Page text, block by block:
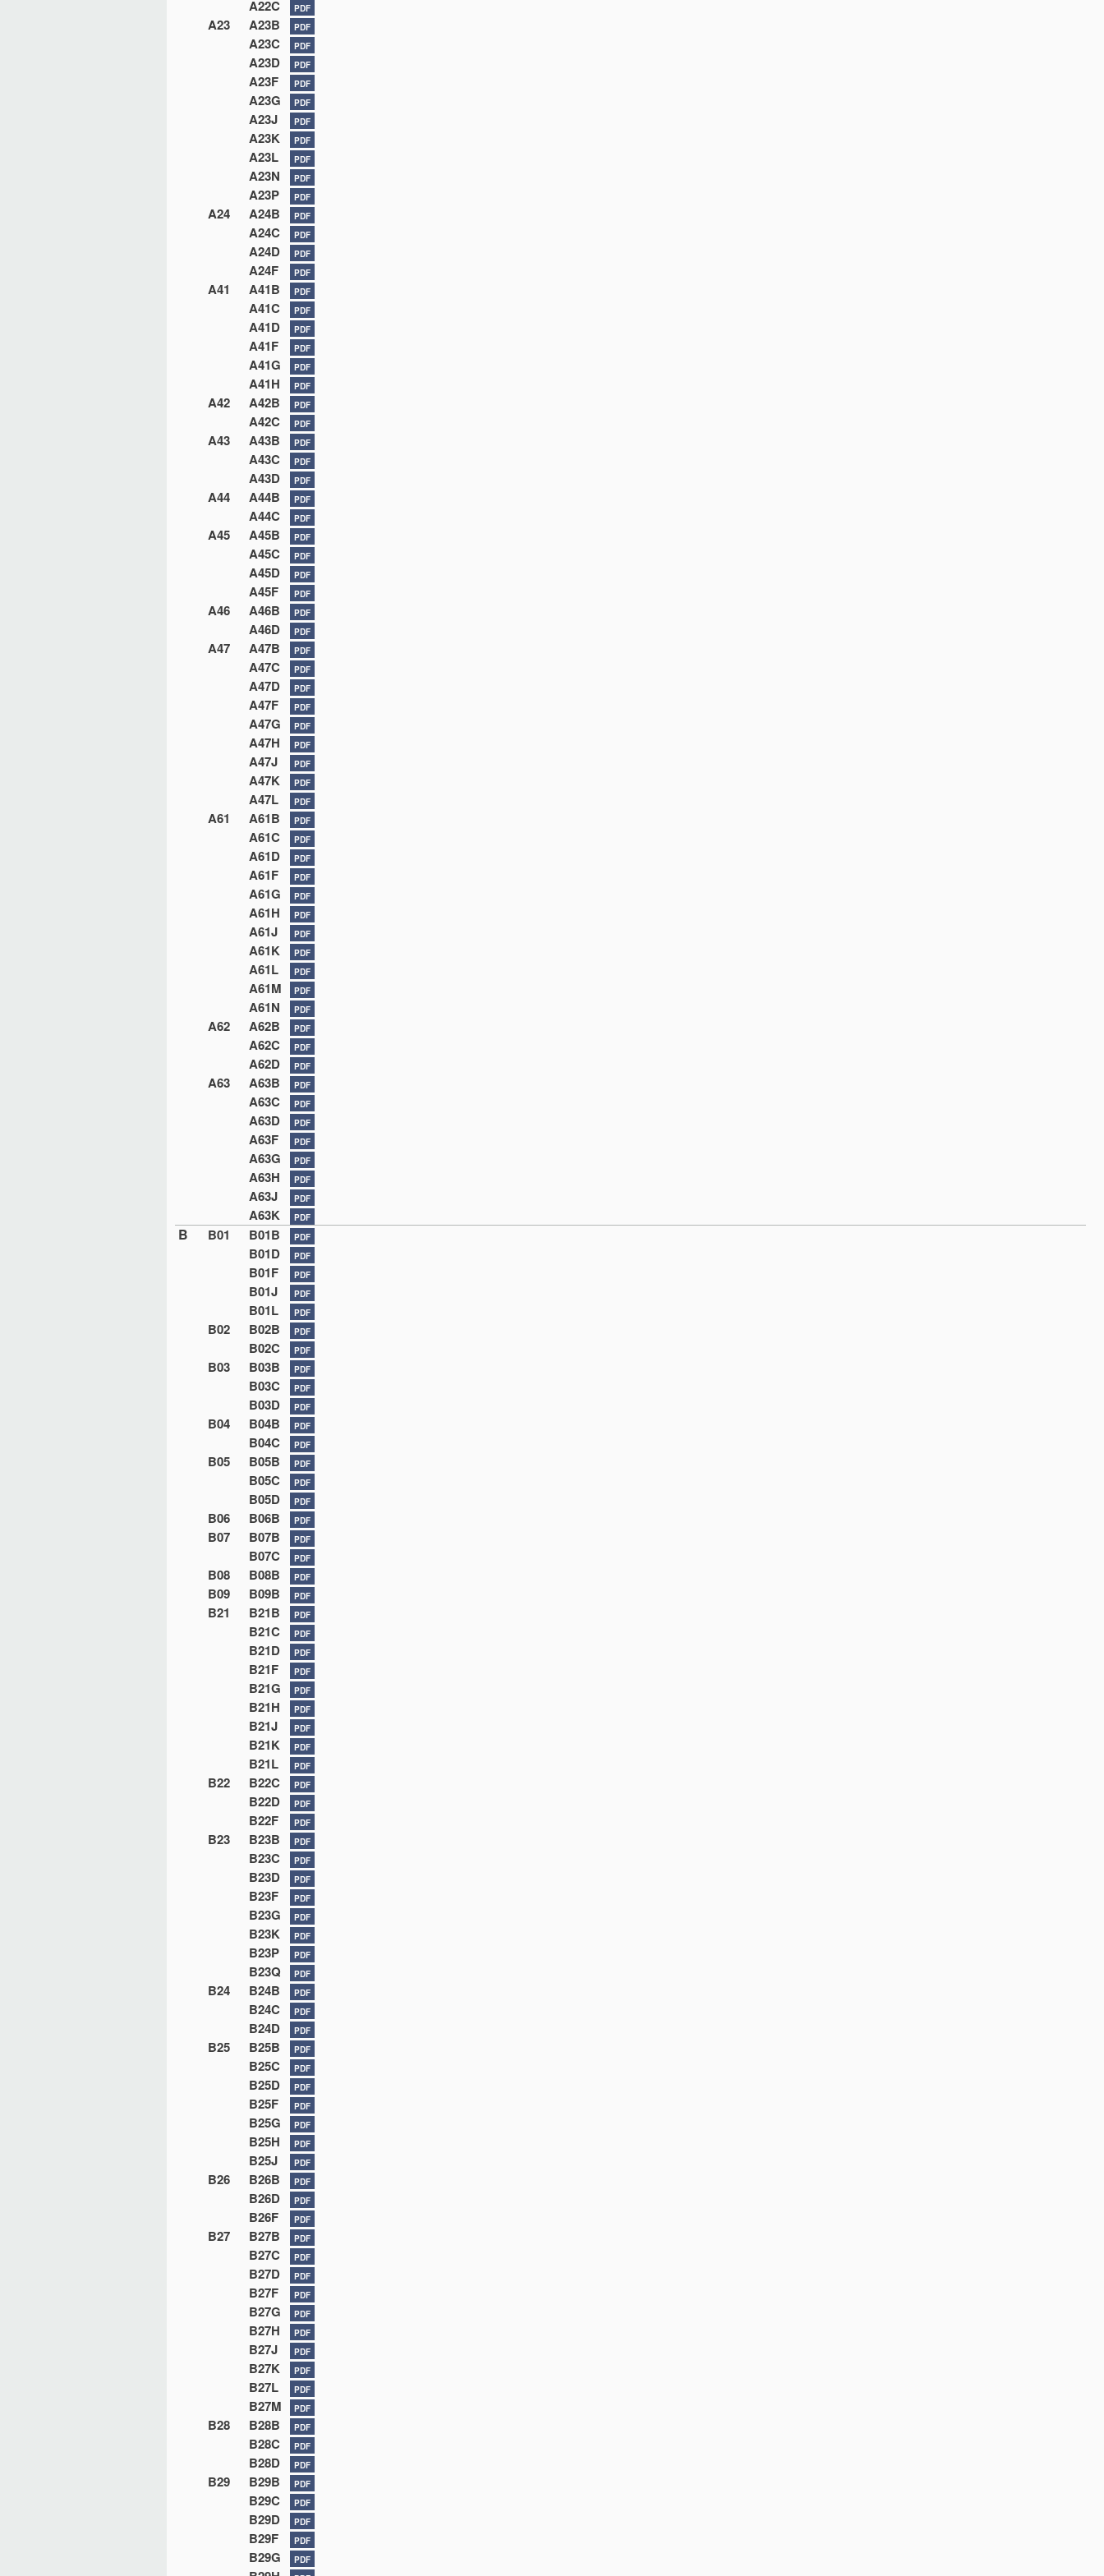
A22C PDF
A23 A23B PDF
A23C PDF
A23D PDF
A23F PDF
A23G PDF
A23J PDF
A23K PDF
A23L PDF
A23N PDF
A23P PDF
A24 A24B PDF
A24C PDF
A24D PDF
A24F PDF
A41 A41B PDF
A41C PDF
A41D PDF
A41F PDF
A41G PDF
A41H PDF
A42 A42B PDF
A42C PDF
A43 A43B PDF
A43C PDF
A43D PDF
A44 A44B PDF
A44C PDF
A45 A45B PDF
A45C PDF
A45D PDF
A45F PDF
A46 A46B PDF
A46D PDF
A47 A47B PDF
A47C PDF
A47D PDF
A47F PDF
A47G PDF
A47H PDF
A47J PDF
A47K PDF
A47L PDF
A61 A61B PDF
A61C PDF
A61D PDF
A61F PDF
A61G PDF
A61H PDF
A61J PDF
A61K PDF
A61L PDF
A61M PDF
A61N PDF
A62 A62B PDF
A62C PDF
A62D PDF
A63 A63B PDF
A63C PDF
A63D PDF
A63F PDF
A63G PDF
A63H PDF
A63J PDF
A63K PDF
B B01 B01B PDF
B01D PDF
B01F PDF
B01J PDF
B01L PDF
B02 B02B PDF
B02C PDF
B03 B03B PDF
B03C PDF
B03D PDF
B04 B04B PDF
B04C PDF
B05 B05B PDF
B05C PDF
B05D PDF
B06 B06B PDF
B07 B07B PDF
B07C PDF
B08 B08B PDF
B09 B09B PDF
B21 B21B PDF
B21C PDF
B21D PDF
B21F PDF
B21G PDF
B21H PDF
B21J PDF
B21K PDF
B21L PDF
B22 B22C PDF
B22D PDF
B22F PDF
B23 B23B PDF
B23C PDF
B23D PDF
B23F PDF
B23G PDF
B23K PDF
B23P PDF
B23Q PDF
B24 B24B PDF
B24C PDF
B24D PDF
B25 B25B PDF
B25C PDF
B25D PDF
B25F PDF
B25G PDF
B25H PDF
B25J PDF
B26 B26B PDF
B26D PDF
B26F PDF
B27 B27B PDF
B27C PDF
B27D PDF
B27F PDF
B27G PDF
B27H PDF
B27J PDF
B27K PDF
B27L PDF
B27M PDF
B28 B28B PDF
B28C PDF
B28D PDF
B29 B29B PDF
B29C PDF
B29D PDF
B29F PDF
B29G PDF